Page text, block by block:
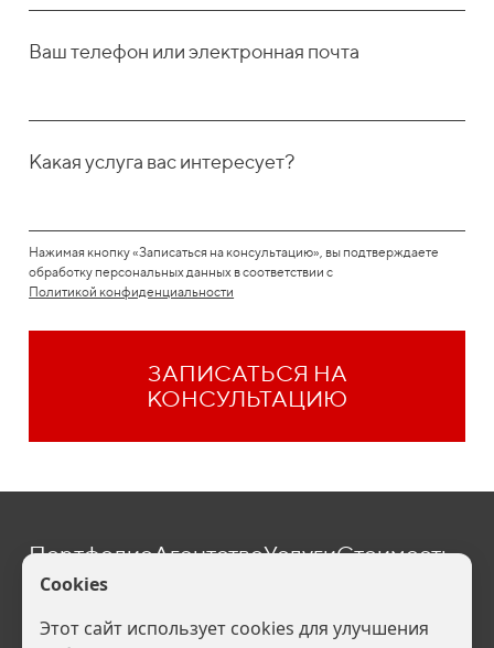
Ваш телефон или электронная почта
Какая услуга вас интересует?
Нажимая кнопку «Записаться на консультацию», вы подтверждаете
обработку персональных данных в соответствии с
Политикой конфиденциальности
ЗАПИСАТЬСЯ НА
КОНСУЛЬТАЦИЮ
ПортфолиоАгентствоУслугиСтоимость
БлогКонтакты
обрабатываются на сайте в целях его функционирования, если Вы не
согласны, то Вы должны покинуть сайт. В противном случае это будет